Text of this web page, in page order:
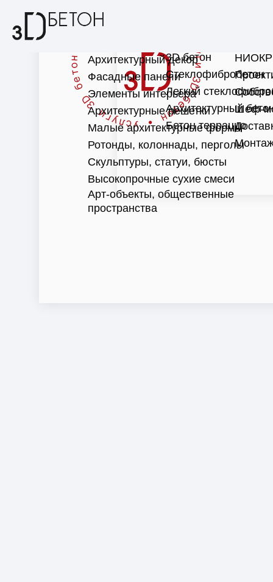
НИОКР
Шеф-
Архитектурный декор
Фасадные панели
Элементы интерьера
Архитектурные решетки
Малые архитектурные формы
Ротонды, колоннады, перголы
Скульптуры, статуи, бюсты
Высокопрочные сухие смеси
Арт-объекты, общественные
пространства
3D бетон
Стеклофибробетон
Легкий
Архитектурный
Бетон терраццо